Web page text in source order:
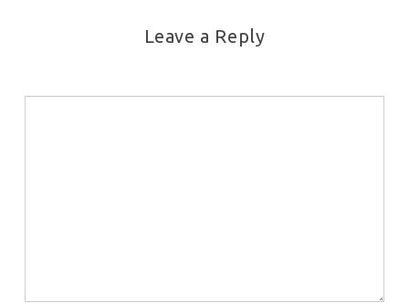
Leave a Reply